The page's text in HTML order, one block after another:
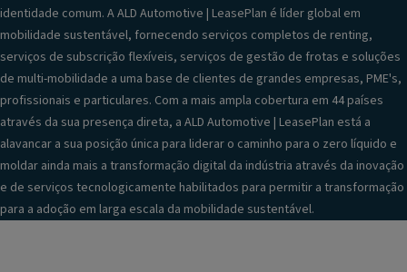
identidade comum. A ALD Automotive | LeasePlan é líder global em
mobilidade sustentável, fornecendo serviços completos de renting,
serviços de subscrição flexíveis, serviços de gestão de frotas e soluções
de multi-mobilidade a uma base de clientes de grandes empresas, PME's,
profissionais e particulares. Com a mais ampla cobertura em 44 países
através da sua presença direta, a ALD Automotive | LeasePlan está a
alavancar a sua posição única para liderar o caminho para o zero líquido e
moldar ainda mais a transformação digital da indústria através da inovação
e de serviços tecnologicamente habilitados para permitir a transformação
para a adoção em larga escala da mobilidade sustentável.